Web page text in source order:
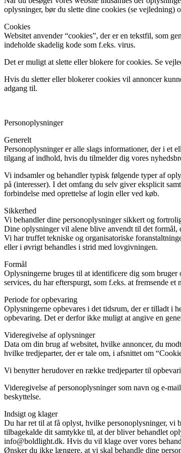
oplysninger, bør du slette dine cookies (se
Cookies
Websitet anvender “cookies”, der er en tekstfil, som
indeholde skadelig kode som f.eks. virus.
Det er muligt at slette eller blokere for cookies. Se
Hvis du sletter eller blokerer cookies vil annoncer
adgang til.
Personoplysninger
Generelt
Personoplysninger er alle slags informationer, der i et
tilgang af indhold, hvis du tilmelder dig vores
Vi indsamler og behandler typisk følgende typer af
på (interesser). I det omfang du selv giver eksplicit
forbindelse med oprettelse af login eller ved køb.
Sikkerhed
Vi behandler dine personoplysninger sikkert og
Dine oplysninger vil alene blive anvendt til det
Vi har truffet tekniske og organisatoriske
eller i øvrigt behandles i strid med lovgivningen.
Formål
Oplysningerne bruges til at identificere dig som
services, du har efterspurgt, som f.eks. at fremsende
Periode for opbevaring
Oplysningerne opbevares i det tidsrum, der er tilladt i
opbevaring. Det er derfor ikke muligt at angive en
Videregivelse af oplysninger
Data om din brug af websitet, hvilke annoncer, du
hvilke tredjeparter, der er tale om, i afsnittet om
Vi benytter herudover en række tredjeparter til
Videregivelse af personoplysninger som navn og e-
beskyttelse.
Indsigt og klager
Du har ret til at få oplyst, hvilke personoplysninger, vi
tilbagekalde dit samtykke til, at der bliver behandlet
info@boldlight.dk. Hvis du vil klage over vores
Ønsker du ikke længere, at vi skal behandle dine